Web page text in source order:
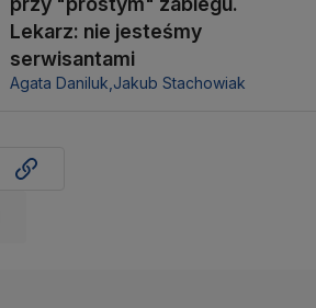
Lekarz: nie jesteśmy
serwisantami
Agata Daniluk, Jakub Stachowiak